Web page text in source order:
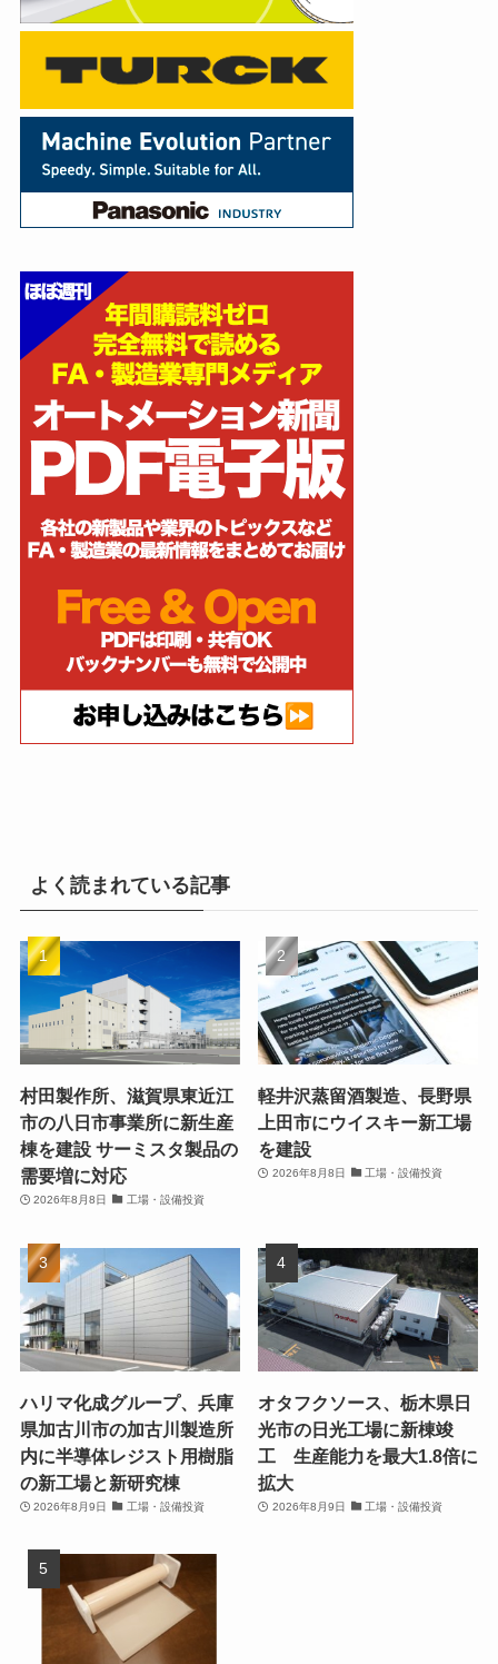
よく読まれている記事
村田製作所、滋賀県東近江
市の八日市事業所に新生産
棟を建設 サーミスタ製品の
需要増に対応
2026年8月8日 工場・設備投資
軽井沢蒸留酒製造、長野県
上田市にウイスキー新工場
を建設
2026年8月8日 工場・設備投資
ハリマ化成グループ、兵庫
県加古川市の加古川製造所
内に半導体レジスト用樹脂
の新工場と新研究棟
2026年8月9日 工場・設備投資
オタフクソース、栃木県日
光市の日光工場に新棟竣
工 生産能力を最大1.8倍に
拡大
2026年8月9日 工場・設備投資